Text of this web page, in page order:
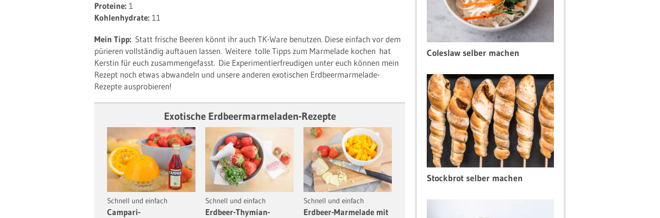
Proteine: 1
Kohlenhydrate: 11
Mein Tipp: Statt frische Beeren könnt ihr auch TK-Ware benutzen. Diese einfach vor dem
pürieren vollständig auftauen lassen. Weitere tolle Tipps zum Marmelade kochen hat
Kerstin für euch zusammengefasst. Die Experimentierfreudigen unter euch können mein
Rezept noch etwas abwandeln und unsere anderen exotischen Erdbeermarmelade-
Rezepte ausprobieren!
Exotische Erdbeermarmeladen-Rezepte
Schnell und einfach
Campari-
Schnell und einfach
Erdbeer-Thymian-
Schnell und einfach
Erdbeer-Marmelade mit
Coleslaw selber machen
Stockbrot selber machen